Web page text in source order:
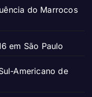
do Marrocos
em São Paulo
Americano de